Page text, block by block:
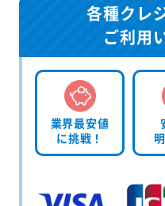
各種クレ
ご利用
業界最安値
に挑戦！